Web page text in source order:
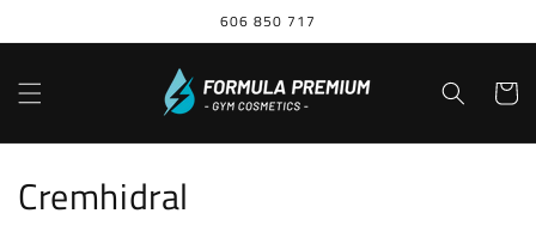
al contenido
606 850 717
Carrito
C
Cremhidral